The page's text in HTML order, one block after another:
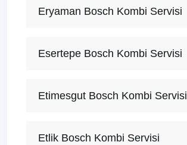
Eryaman Bosch Kombi Servisi
Esertepe Bosch Kombi Servisi
Etimesgut Bosch Kombi Servisi
Etlik Bosch Kombi Servisi